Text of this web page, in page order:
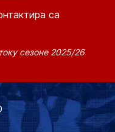
са
сезоне 2025/26